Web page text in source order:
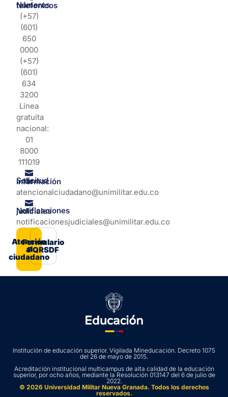
Números telefonicos
(+57)
(601)
650
0000
(+57)
(601)
634
3200
Línea
gratuita
nacional:
01
8000
111019
Solicitud de información
atencionalciudadano@unimilitar.edu.co
Notificaciones judiciales
notificacionesjudiciales@unimilitar.edu.co
Atención
al
ciudadano
Formulario
PQRSDF
Institución de educación superior. Vigilada Mineducación. Decreto 1075
del 26 de mayo de 2015.
Acreditación institucional multicampus de alta calidad de la educación
superior, por ocho años, mediante la Resolución 013147 del 6 de julio de
2022.
© 2026 Universidad Militar Nueva Granada. Todos los derechos
reservados.